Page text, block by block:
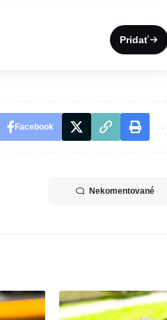
Pridať
Facebook
Nekomentované